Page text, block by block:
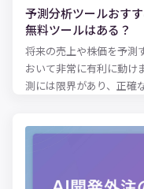
予測分析ツールおす
無料ツールはある？
将来の売上や株価を予測
おいて非常に有利に動け
測には限界があり、正確な予
未来を予測できます。